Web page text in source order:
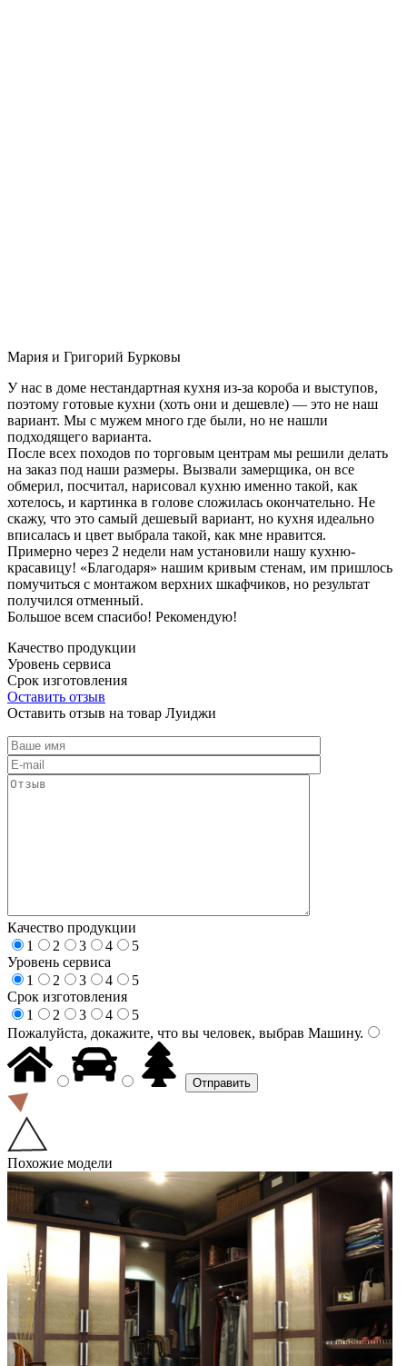
Мария и Григорий Бурковы
У нас в доме нестандартная кухня из-за короба и выступов,
поэтому готовые кухни (хоть они и дешевле) — это не наш
вариант. Мы с мужем много где были, но не нашли
подходящего варианта.
После всех походов по торговым центрам мы решили делать
на заказ под наши размеры. Вызвали замерщика, он все
обмерил, посчитал, нарисовал кухню именно такой, как
хотелось, и картинка в голове сложилась окончательно. Не
скажу, что это самый дешевый вариант, но кухня идеально
вписалась и цвет выбрала такой, как мне нравится.
Примерно через 2 недели нам установили нашу кухню-
красавицу! «Благодаря» нашим кривым стенам, им пришлось
помучиться с монтажом верхних шкафчиков, но результат
получился отменный.
Большое всем спасибо! Рекомендую!
Качество продукции
Уровень сервиса
Срок изготовления
Оставить отзыв
Оставить отзыв на товар Луиджи
Качество продукции
1
2 3 4
5
Уровень сервиса
1
2 3 4
5
Срок изготовления
1
2 3 4
5
Пожалуйста, докажите, что вы человек, выбрав Машину.
Похожие модели